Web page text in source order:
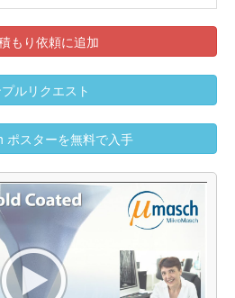
もり依頼に追加
ルリクエスト
ポスターを無料で入手